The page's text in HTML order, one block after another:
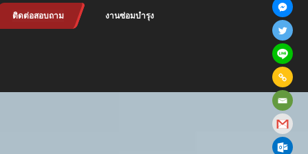
ติดต่อสอบถาม งานซ่อมบำรุง